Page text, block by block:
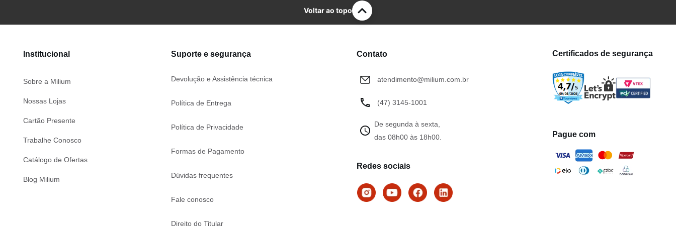
Voltar ao topo
Institucional
Sobre a Milium
Nossas Lojas
Cartão Presente
Trabalhe Conosco
Catálogo de Ofertas
Blog Milium
Suporte e segurança
Devolução e Assistência técnica
Política de Entrega
Política de Privacidade
Formas de Pagamento
Dúvidas frequentes
Fale conosco
Direito do Titular
Contato
atendimento@milium.com.br
(47) 3145-1001
De segunda à sexta,
das 08h00 às 18h00.
Redes sociais
Certificados de segurança
Pague com